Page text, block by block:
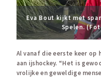
Eva Bout kijkt met
Spelen.
Al vanaf die eerste keer op
aan ijshockey. “Het is
vrolijke en geweldige